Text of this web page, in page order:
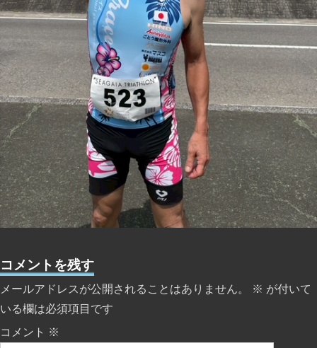
コメントを残す
メールアドレスが公開されることはありません。 ※ が付いて
いる欄は必須項目です
コメント ※